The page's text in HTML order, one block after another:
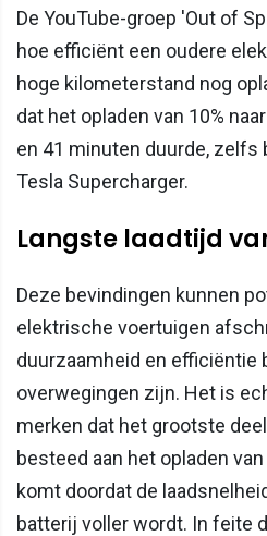
De YouTube-groep 'Out of
hoe efficiënt een oudere
hoge kilometerstand nog
dat het opladen van 10%
en 41 minuten duurde, zelfs
Tesla Supercharger.
Langste laadtijd
Deze bevindingen kunnen
elektrische voertuigen
duurzaamheid en efficiëntie
overwegingen zijn. Het is
merken dat het grootste
besteed aan het opladen van
komt doordat de
batterij voller wordt. In feite